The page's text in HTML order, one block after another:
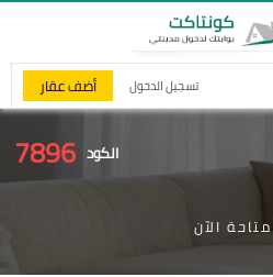
تسجيل الدخول أضف عقار
الكود 7896
متاحة الآن